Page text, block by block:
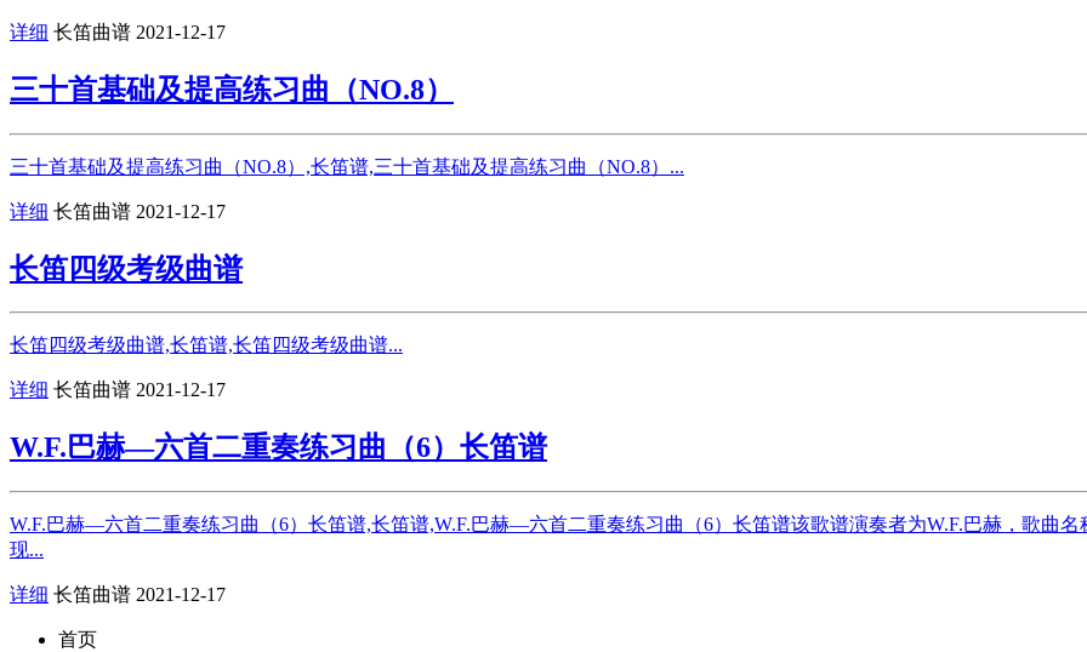
详细 长笛曲谱 2021-12-17
三十首基础及提高练习曲（NO.8）
三十首基础及提高练习曲（NO.8）,长笛谱,三十首基础及提高练习曲（NO.8）...
详细 长笛曲谱 2021-12-17
长笛四级考级曲谱
长笛四级考级曲谱,长笛谱,长笛四级考级曲谱...
详细 长笛曲谱 2021-12-17
W.F.巴赫—六首二重奏练习曲（6）长笛谱
W.F.巴赫—六首二重奏练习曲（6）长笛谱,长笛谱,W.F.巴赫—六首二重奏练习曲（6）长笛谱该歌谱演奏者为W.F.巴赫，歌曲
现...
详细 长笛曲谱 2021-12-17
首页